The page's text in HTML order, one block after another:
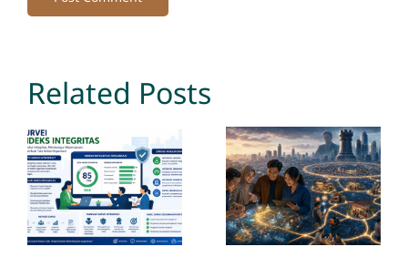
Related Posts